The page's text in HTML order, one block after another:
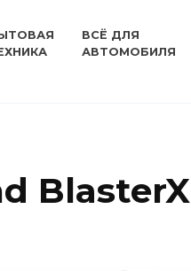
ВСЁ ДЛЯ
АВТОМОБИЛЯ
BlasterX